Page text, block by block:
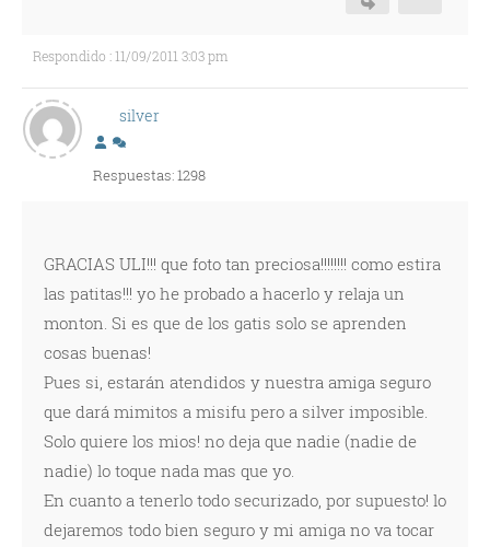
Respondido : 11/09/2011 3:03 pm
silver
Respuestas: 1298
GRACIAS ULI!!! que foto tan preciosa!!!!!!!! como estira
las patitas!!! yo he probado a hacerlo y relaja un
monton. Si es que de los gatis solo se aprenden
cosas buenas!
Pues si, estarán atendidos y nuestra amiga seguro
que dará mimitos a misifu pero a silver imposible.
Solo quiere los mios! no deja que nadie (nadie de
nadie) lo toque nada mas que yo.
En cuanto a tenerlo todo securizado, por supuesto! lo
dejaremos todo bien seguro y mi amiga no va tocar